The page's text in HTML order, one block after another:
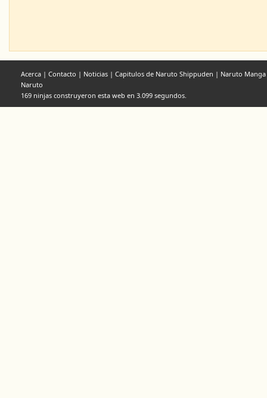
Acerca | Contacto | Noticias | Capitulos de Naruto Shippuden | Naruto Manga
Naruto
169 ninjas construyeron esta web en 3.099 segundos.